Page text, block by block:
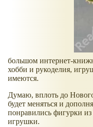
большом интернет-
хобби и рукоделия,
имеются.
Думаю, вплоть до
будет меняться и
понравились фигурки
игрушки.